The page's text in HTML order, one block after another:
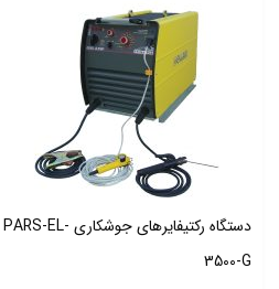
فاز ترانسی
میگ مگ
دستگاه های الکتروشیمیایی
Series
الکتروپولیش پارس سری امگا
omega Series
دستگاه ركتيفايرهاي جوشكاري PARS-EL-
3500-G